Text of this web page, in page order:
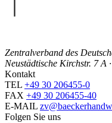
Zentralverband des
Neustädtische Kirchstr. 7 A
Kontakt
TEL +49 30 206455-0
FAX +49 30 206455-40
E-MAIL
Folgen Sie uns